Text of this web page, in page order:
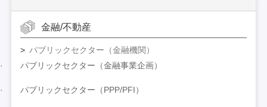
金融/不動産
パブリックセクター（金融機関）
パブリックセクター（金融事業企画）
パブリックセクター（PPP/PFI）